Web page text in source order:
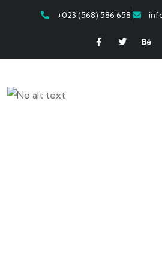
+023 (568) 586 658